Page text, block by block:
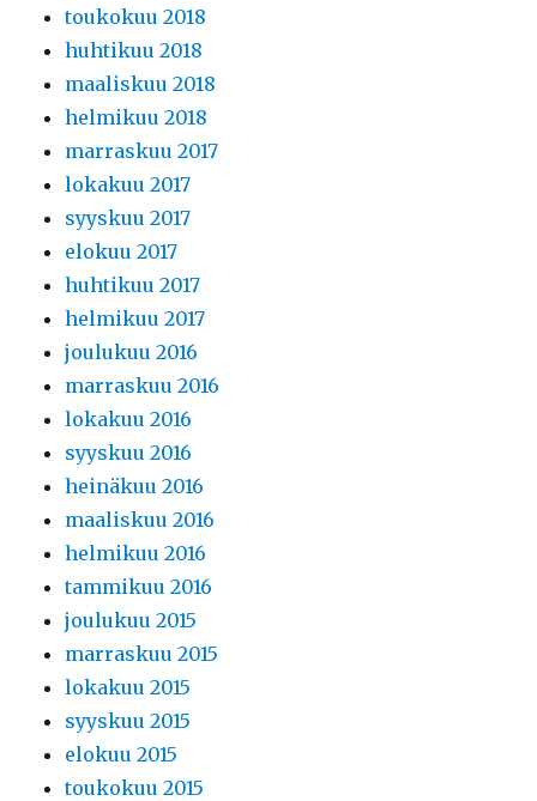
toukokuu 2018
huhtikuu 2018
maaliskuu 2018
helmikuu 2018
marraskuu 2017
lokakuu 2017
syyskuu 2017
elokuu 2017
huhtikuu 2017
helmikuu 2017
joulukuu 2016
marraskuu 2016
lokakuu 2016
syyskuu 2016
heinäkuu 2016
maaliskuu 2016
helmikuu 2016
tammikuu 2016
joulukuu 2015
marraskuu 2015
lokakuu 2015
syyskuu 2015
elokuu 2015
toukokuu 2015